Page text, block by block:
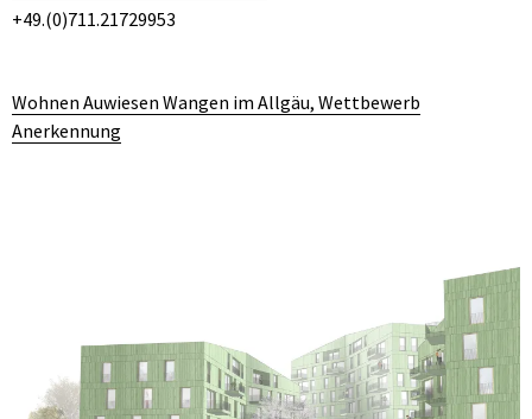
+49.(0)711.21729953
Wohnen Auwiesen Wangen im Allgäu, Wettbewerb
Anerkennung